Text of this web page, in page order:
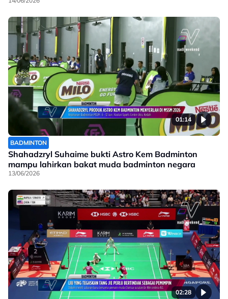
01:14
BADMINTON
Shahadzryl Suhaime bukti Astro Kem Badminton
mampu lahirkan bakat muda badminton negara
13/06/2026
02:28